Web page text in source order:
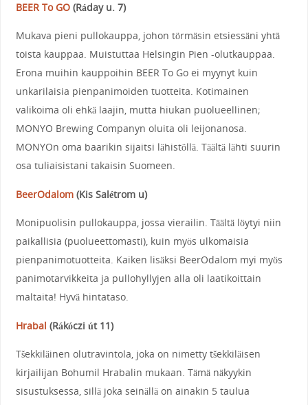
BEER To GO(Ráday u. 7)
Mukava pieni pullokauppa, johon törmäsin etsiessäni yhtä
toista kauppaa. Muistuttaa Helsingin Pien -olutkauppaa.
Erona muihin kauppoihin BEER To Go ei myynyt kuin
unkarilaisia pienpanimoiden tuotteita. Kotimainen
valikoima oli ehkä laajin, mutta hiukan puolueellinen;
MONYO Brewing Companyn oluita oli leijonanosa.
MONYOn oma baarikin sijaitsi lähistöllä. Täältä lähti suurin
osa tuliaisistani takaisin Suomeen.
BeerOdalom(Kis Salétrom u)
Monipuolisin pullokauppa, jossa vierailin. Täältä löytyi niin
paikallisia (puolueettomasti), kuin myös ulkomaisia
pienpanimotuotteita. Kaiken lisäksi BeerOdalom myi myös
panimotarvikkeita ja pullohyllyjen alla oli laatikoittain
maltaita! Hyvä hintataso.
Hrabal (Rákóczi út 11)
Tšekkiläinen olutravintola, joka on nimetty tšekkiläisen
kirjailijan Bohumil Hrabalin mukaan. Tämä näkyykin
sisustuksessa, sillä joka seinällä on ainakin 5 taulua